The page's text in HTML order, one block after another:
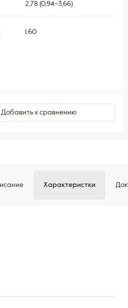
2,78 (0,94–3,66)
1,60
Добавить к сравнению
Характеристки